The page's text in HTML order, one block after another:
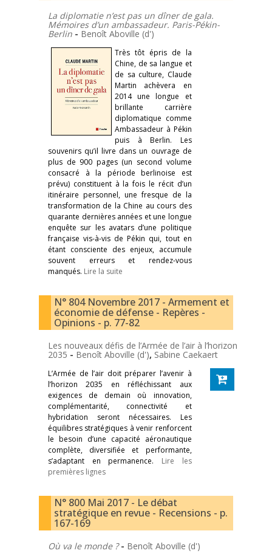
La diplomatie n’est pas un dîner de gala.
Mémoires d’un ambassadeur. Paris-Pékin-
Berlin - Benoît Aboville (d')
Très tôt épris de la
Chine, de sa langue et
de sa culture, Claude
Martin achèvera en
2014 une longue et
brillante carrière
diplomatique comme
Ambassadeur à Pékin
puis à Berlin. Les
souvenirs qu’il livre dans un ouvrage de
plus de 900 pages (un second volume
consacré à la période berlinoise est
prévu) constituent à la fois le récit d’un
itinéraire personnel, une fresque de la
transformation de la Chine au cours des
quarante dernières années et une longue
enquête sur les avatars d’une politique
française vis-à-vis de Pékin qui, tout en
étant consciente des enjeux, accumule
souvent erreurs et rendez-vous
manqués. Lire la suite
N° 804 Novembre 2017 - Armement et
économie de défense - Repères -
Opinions - p. 77-82
Les nouveaux défis de l’Armée de l’air à l’horizon
2035 - Benoît Aboville (d'), Sabine Caekaert
L’Armée de l’air doit préparer l’avenir à
l’horizon 2035 en réfléchissant aux
exigences de demain où innovation,
complémentarité, connectivité et
hybridation seront nécessaires. Les
équilibres stratégiques à venir renforcent
le besoin d’une capacité aéronautique
complète, diversifiée et performante,
s’adaptant en permanence. Lire les
premières lignes
N° 800 Mai 2017 - Le débat
stratégique en revue - Recensions - p.
167-169
Où va le monde ?- Benoît Aboville (d')